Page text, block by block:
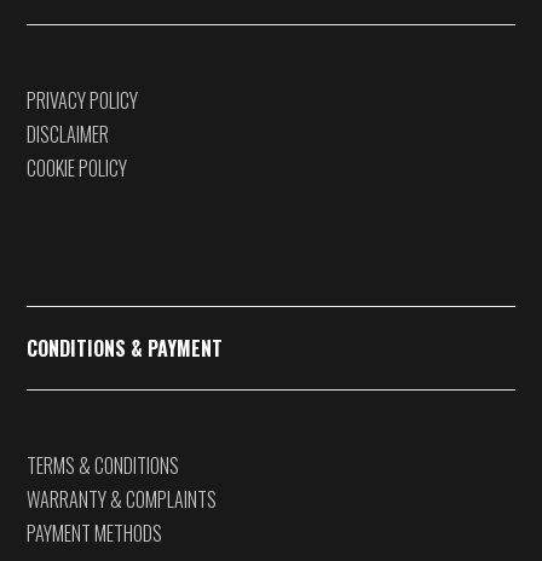
PRIVACY POLICY
DISCLAIMER
COOKIE POLICY
CONDITIONS & PAYMENT
TERMS & CONDITIONS
WARRANTY & COMPLAINTS
PAYMENT METHODS